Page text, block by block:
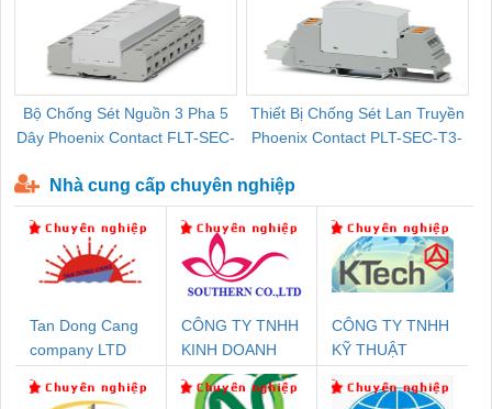
Bộ Chống Sét Nguồn 3 Pha 5
Dây Phoenix Contact FLT-SEC-
Thiết Bị Chống Sét Lan Truyền
Phoenix Contact PLT-SEC-T3-
Nhà cung cấp chuyên nghiệp
Tan Dong Cang
company LTD
CÔNG TY TNHH
KINH DOANH
DỊCH VỤ XNK
PHƯƠNG NAM
CÔNG TY TNHH
KỸ THUẬT
NAM